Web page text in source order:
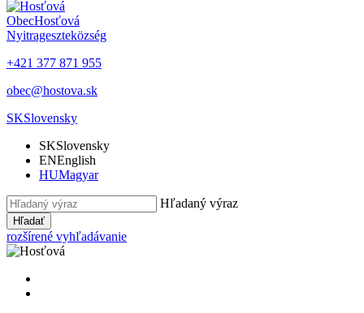
ObecHosťová
Nyitrageszteközség
+421 377 871 955
obec@hostova.sk
SKSlovensky
SKSlovensky
ENEnglish
HUMagyar
Hľadaný výraz
Hľadať
rozšírené vyhľadávanie